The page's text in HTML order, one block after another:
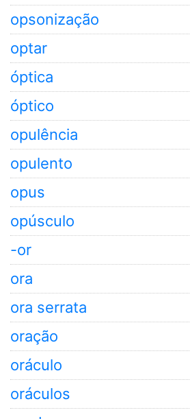
opsonização
optar
óptica
óptico
opulência
opulento
opus
opúsculo
-or
ora
ora serrata
oração
oráculo
oráculos